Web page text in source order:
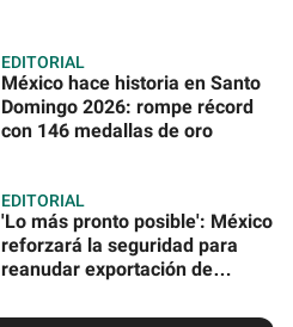
EDITORIAL
México hace historia en Santo
Domingo 2026: rompe récord
con 146 medallas de oro
EDITORIAL
'Lo más pronto posible': México
reforzará la seguridad para
reanudar exportación de